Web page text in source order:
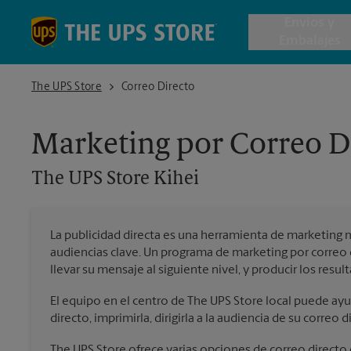
Cajas de
Envío
Todos los
The UPS Store
The UPS Store KiheiCorreo Directo
Marketing por Correo
The UPS Store Kihei
La publicidad directa es una herramienta de marketing
audiencias clave. Un programa de marketing por
llevar su mensaje al siguiente nivel, y producir los
El equipo en el centro de The UPS Store local puede
directo, imprimirla, dirigirla a la audiencia de su correo